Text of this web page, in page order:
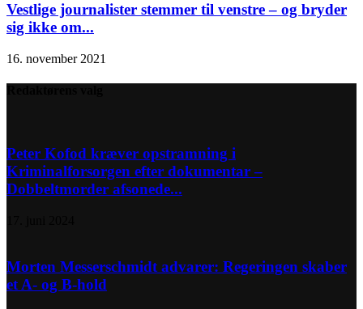
Vestlige journalister stemmer til venstre – og bryder
sig ikke om...
16. november 2021
Peter Kofod kræver opstramning i
Kriminalforsorgen efter dokumentar –
Dobbeltmorder afsonede...
Morten Messerschmidt advarer: Regeringen skaber
et A- og B-hold